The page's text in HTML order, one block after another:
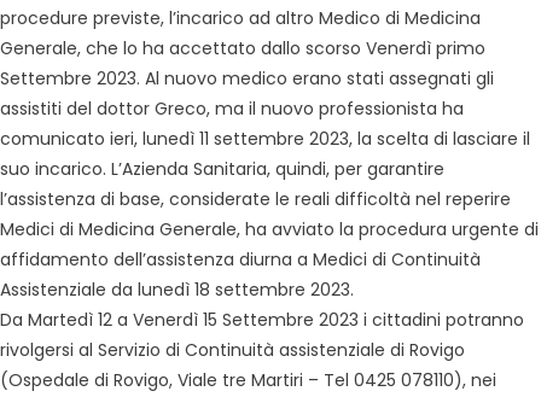
procedure previste, l’incarico ad altro Medico di Medicina
Generale, che lo ha accettato dallo scorso Venerdì primo
Settembre 2023. Al nuovo medico erano stati assegnati gli
assistiti del dottor Greco, ma il nuovo professionista ha
comunicato ieri, lunedì 11 settembre 2023, la scelta di lasciare il
suo incarico. L’Azienda Sanitaria, quindi, per garantire
l’assistenza di base, considerate le reali difficoltà nel reperire
Medici di Medicina Generale, ha avviato la procedura urgente di
affidamento dell’assistenza diurna a Medici di Continuità
Assistenziale da lunedì 18 settembre 2023.
Da Martedì 12 a Venerdì 15 Settembre 2023 i cittadini potranno
rivolgersi al Servizio di Continuità assistenziale di Rovigo
(Ospedale di Rovigo, Viale tre Martiri – Tel 0425 078110), nei